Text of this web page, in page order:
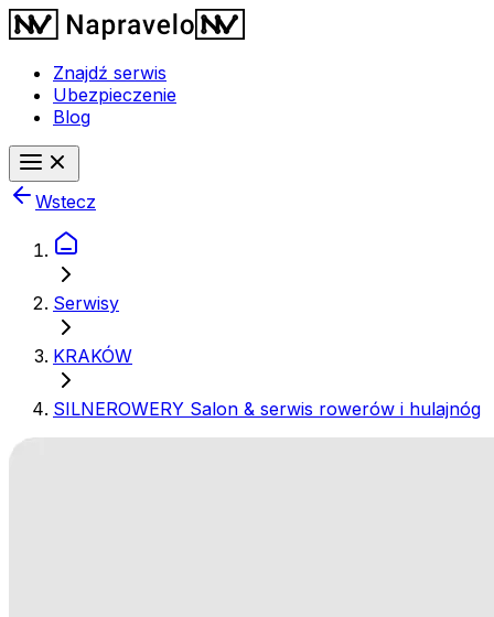
Znajdź serwis
Ubezpieczenie
Blog
Wstecz
Serwisy
KRAKÓW
SILNEROWERY Salon & serwis rowerów i hulajnóg